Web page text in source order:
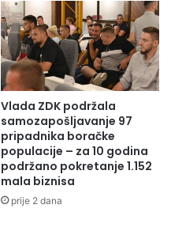
Vlada ZDK podržala
samozapošljavanje 97
pripadnika boračke
populacije – za 10 godina
podržano pokretanje 1.152
mala biznisa
prije 2 dana